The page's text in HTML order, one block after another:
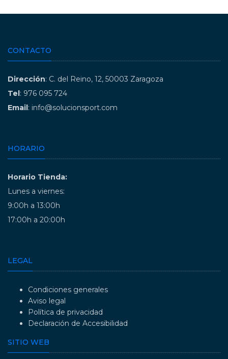
CONTACTO
Dirección: C. del Reino, 12, 50003 Zaragoza
Tel: 976 095 724
Email: info@solucionsport.com
HORARIO
Horario Tienda:
Lunes a viernes:
9:00h a 13:00h
17:00h a 20:00h
LEGAL
Condiciones generales
Aviso legal
Política de privacidad
Declaración de Accesibilidad
SITIO WEB